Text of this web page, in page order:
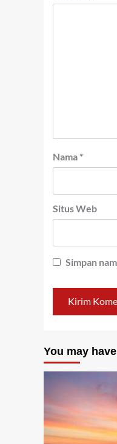
Nama *
Situs Web
Simpan
You may